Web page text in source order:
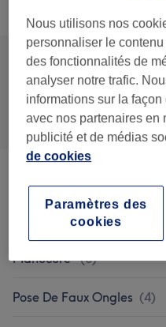
Tout
Femme - Épilation À La
Manucure (6)
Pose De Faux Ongles (4)
Nous utilisons nos
personnaliser le
des fonctionnalités de
analyser notre trafic.
informations sur la
avec nos partenaires en
publicité et de médias
de cookies
Paramètres des
cookies